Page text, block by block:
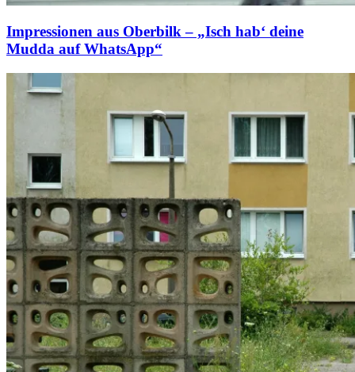
Impressionen aus Oberbilk – „Isch hab‘ deine
Mudda auf WhatsApp“